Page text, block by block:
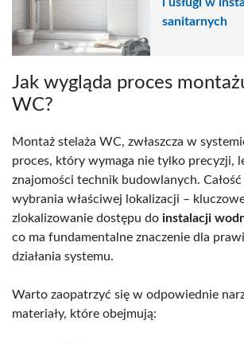
i usługi w
sanitarnych
Jak wygląda proces
WC?
Montaż stelaża WC, zwłaszcza w
proces, który wymaga nie tylko precyzji,
znajomości technik budowlanych.
wybrania właściwej lokalizacji –
zlokalizowanie dostępu do instalacji
co ma fundamentalne znaczenie dla
działania systemu.
Warto zaopatrzyć się w odpowiednie
materiały, które obejmują: